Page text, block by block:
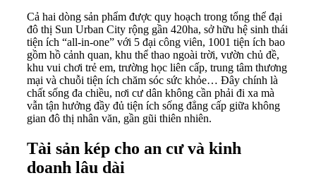
Cả hai dòng sản phẩm được quy hoạch trong tổng thể đại
đô thị Sun Urban City rộng gần 420ha, sở hữu hệ sinh thái
tiện ích “all-in-one” với 5 đại công viên, 1001 tiện ích bao
gồm hồ cảnh quan, khu thể thao ngoài trời, vườn chủ đề,
khu vui chơi trẻ em, trường học liên cấp, trung tâm thương
mại và chuỗi tiện ích chăm sóc sức khỏe… Đây chính là
chất sống đa chiều, nơi cư dân không cần phải đi xa mà
vẫn tận hưởng đầy đủ tiện ích sống đẳng cấp giữa không
gian đô thị nhân văn, gần gũi thiên nhiên.
Tài sản kép cho an cư và kinh
doanh lâu dài